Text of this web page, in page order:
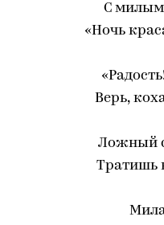
С
«Ночь
Верь,
Ложный
Тратишь